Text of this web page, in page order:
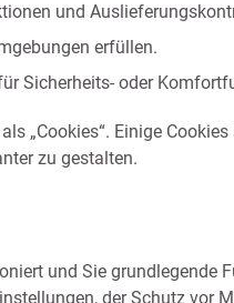
und
erfüllen.
Sicherheits- oder
„Cookies“. Einige
zu gestalten.
und Sie grundlegende
der Schutz vor